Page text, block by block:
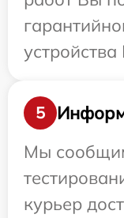
5
Мы
курьер